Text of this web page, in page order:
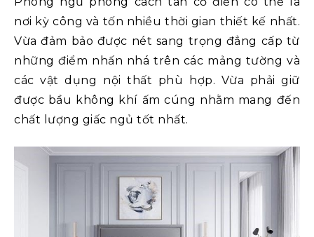
nơi kỳ công và tốn nhiều thời gian thiết kế nhất.
Vừa đảm bảo được nét sang trọng đẳng cấp từ
những điểm nhấn nhá trên các mảng tường và
các vật dụng nội thất phù hợp. Vừa phải giữ
được bầu không khí ấm cúng nhằm mang đến
chất lượng giấc ngủ tốt nhất.